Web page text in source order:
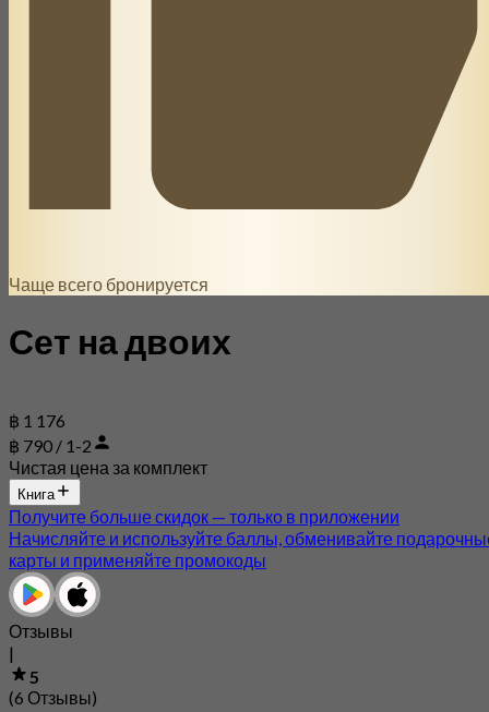
Чаще всего бронируется
Сет на двоих
฿ 1 176
฿ 790 / 1-2
Чистая цена за комплект
Книга
Получите больше скидок — только в приложении
Начисляйте и используйте баллы, обменивайте
карты и применяйте промокоды
Отзывы
|
5
(6 Отзывы)